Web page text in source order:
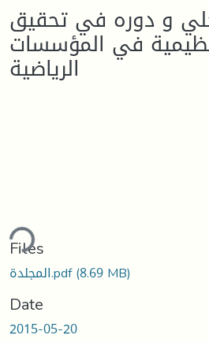
و دوره في تحقيق
في المؤسسات
الرياضية
Files
المجلدة.pdf(8.69 MB)
Date
2015-05-20